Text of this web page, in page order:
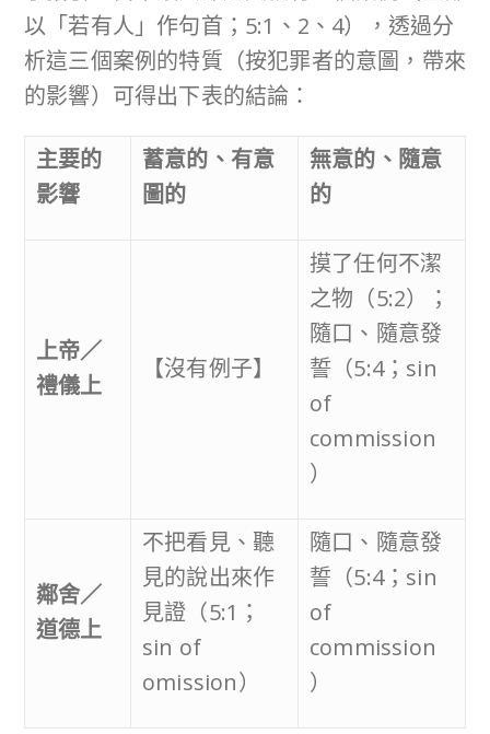
以「若有人」作句首；5:1、2、4），透過分
析這三個案例的特質（按犯罪者的意圖，帶來
的影響）可得出下表的結論：
主要的
影響
蓄意的、有意
圖的
無意的、隨意
的
上帝／
禮儀上
【沒有例子】
摸了任何不潔
之物（5:2）；
隨口、隨意發
誓（5:4；sin
of
commission
）
鄰舍／
道德上
不把看見、聽
見的說出來作
見證（5:1；
sin of
omission）
隨口、隨意發
誓（5:4；sin
of
commission
）